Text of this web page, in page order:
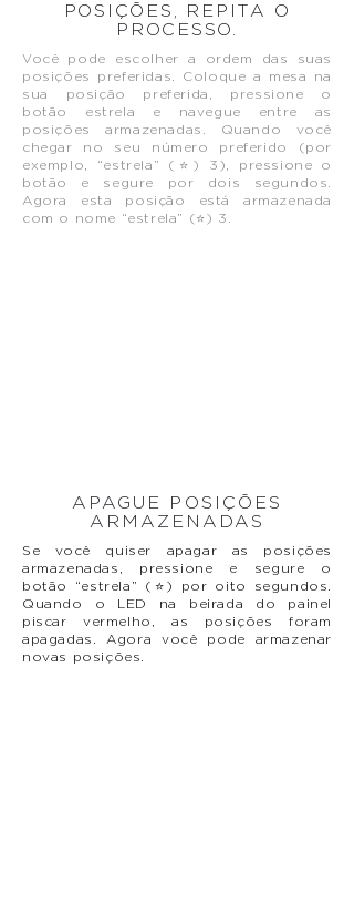
POSIÇÕES, REPITA O
PROCESSO.
Você pode escolher a ordem das suas
posições preferidas. Coloque a mesa na
sua posição preferida, pressione o
botão estrela e navegue entre as
posições armazenadas. Quando você
chegar no seu número preferido (por
exemplo, “estrela” (⭐) 3), pressione o
botão e segure por dois segundos.
Agora esta posição está armazenada
com o nome “estrela” (⭐) 3.
APAGUE POSIÇÕES
ARMAZENADAS
Se você quiser apagar as posições
armazenadas, pressione e segure o
botão “estrela” (⭐) por oito segundos.
Quando o LED na beirada do painel
piscar vermelho, as posições foram
apagadas. Agora você pode armazenar
novas posições.